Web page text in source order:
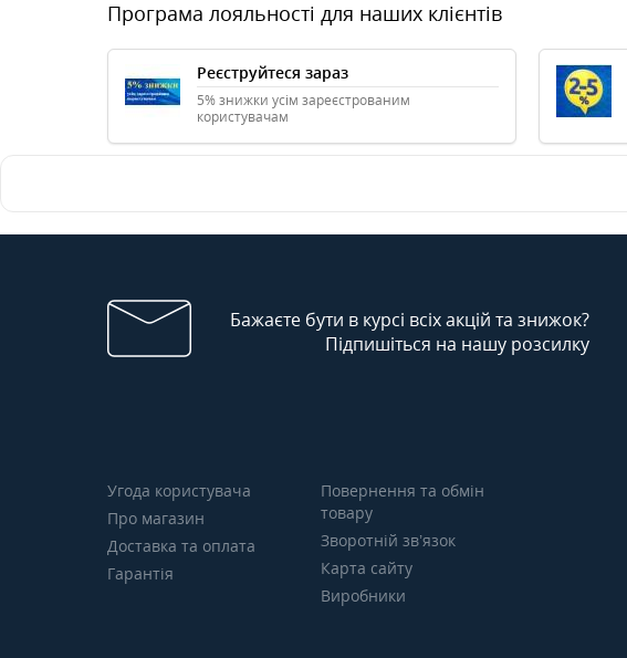
Програма лояльності для наших клієнтів
Реєструйтеся зараз
5% знижки усім зареєстрованим
користувачам
Бажаєте бути в курсі всіх акцій та знижок?
Підпишіться на нашу розсилку
Угода користувача
Про магазин
Доставка та оплата
Гарантія
Повернення та обмін
товару
Зворотній зв’язок
Карта сайту
Виробники